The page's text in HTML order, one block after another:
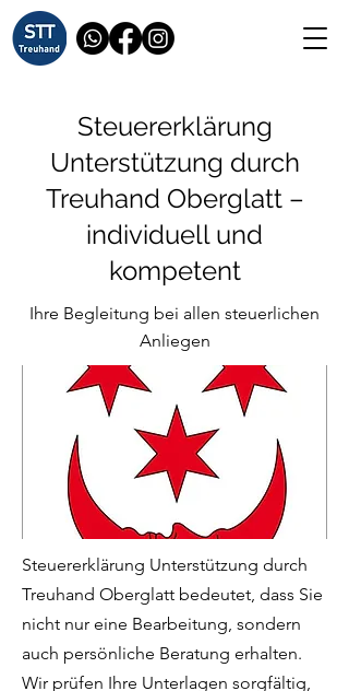
Steuererklärung
Unterstützung durch
Treuhand Oberglatt –
individuell und
kompetent
Ihre Begleitung bei allen steuerlichen
Anliegen
Steuererklärung Unterstützung durch
Treuhand Oberglatt bedeutet, dass Sie
nicht nur eine Bearbeitung, sondern
auch persönliche Beratung erhalten.
Wir prüfen Ihre Unterlagen sorgfältig,